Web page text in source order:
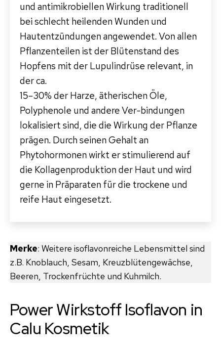
und antimikrobiellen Wirkung traditionell
bei schlecht heilenden Wunden und
Hautentzündungen angewendet. Von allen
Pflanzenteilen ist der Blütenstand des
Hopfens mit der Lupulindrüse relevant, in
der ca.
15–30% der Harze, ätherischen Öle,
Polyphenole und andere Ver-bindungen
lokalisiert sind, die die Wirkung der Pflanze
prägen. Durch seinen Gehalt an
Phytohormonen wirkt er stimulierend auf
die Kollagenproduktion der Haut und wird
gerne in Präparaten für die trockene und
reife Haut eingesetzt.
Merke: Weitere isoflavonreiche Lebensmittel sind
z.B. Knoblauch, Sesam, Kreuzblütengewächse,
Beeren, Trockenfrüchte und Kuhmilch.
Power Wirkstoff Isoflavon in
Calu Kosmetik